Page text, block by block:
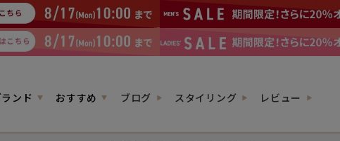
ンド おすすめ ブログ スタイリング レビュー